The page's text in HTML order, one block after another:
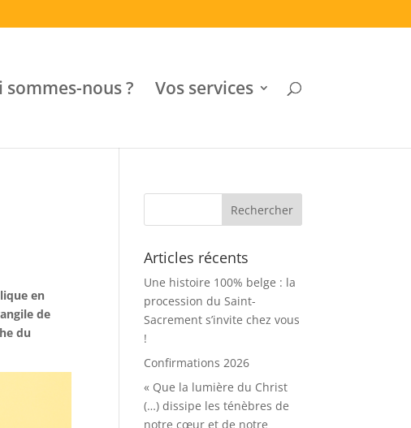
sommes-nous ? Vos services
en
de
du
Articles récents
Une histoire 100% belge : la
procession du Saint-
Sacrement s’invite chez vous
!
Confirmations 2026
« Que la lumière du Christ
(…) dissipe les ténèbres de
notre cœur et de notre